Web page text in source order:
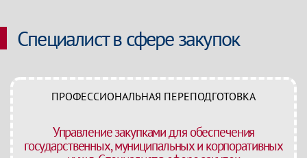
Специалист в сфере закупок
ПРОФЕССИОНАЛЬНАЯ ПЕРЕПОДГОТОВКА
Управление закупками для обеспечения
государственных, муниципальных и корпоративных